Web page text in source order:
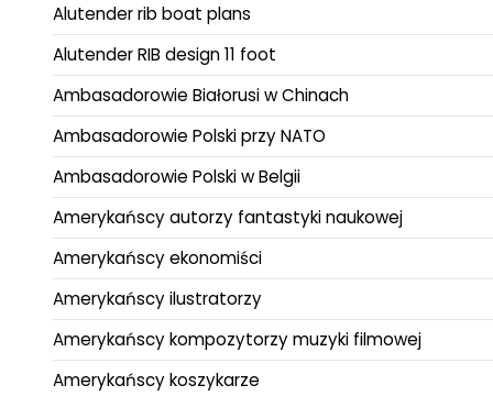
Alutender rib boat plans
Alutender RIB design 11 foot
Ambasadorowie Białorusi w Chinach
Ambasadorowie Polski przy NATO
Ambasadorowie Polski w Belgii
Amerykańscy autorzy fantastyki naukowej
Amerykańscy ekonomiści
Amerykańscy ilustratorzy
Amerykańscy kompozytorzy muzyki filmowej
Amerykańscy koszykarze